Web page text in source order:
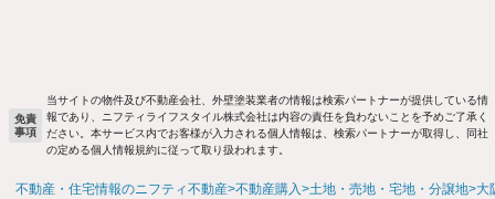
免責
事項
当サイトの物件及び不動産会社、外壁塗装業者の情報は検索パートナーが提供している情
報であり、ニフティライフスタイル株式会社は内容の責任を負わないことを予めご了承く
ださい。本サービス内でお客様が入力される個人情報は、検索パートナーが取得し、同社
の定める個人情報規約に従って取り扱われます。
不動産・住宅情報のニフティ不動産 不動産購入 土地・売地・宅地・分譲地 大